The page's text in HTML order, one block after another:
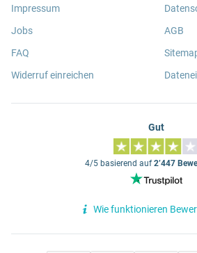
Impressum
Jobs
FAQ
Widerruf einreichen
AGB
Gut
4/5 basierend auf2’447
Wie funktionieren